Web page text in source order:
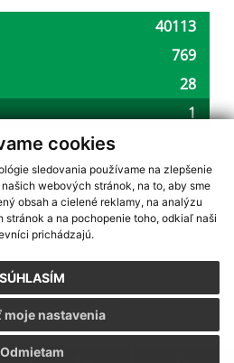
cookies
sledovania používame na zlepšenie
webových stránok, na to, aby sme
obsah a cielené reklamy, na analýzu
a na pochopenie toho, odkiaľ naši
prichádzajú.
SÚHLASÍM
Odmietam
moje nastavenia
aktuálnych informácií s využitím RSS
ECHELON 2,Mapa stránok,web portál
s.r.o.,domény,registrácia domény
05.08.2026
|Vyhlásenie o prístupnosti